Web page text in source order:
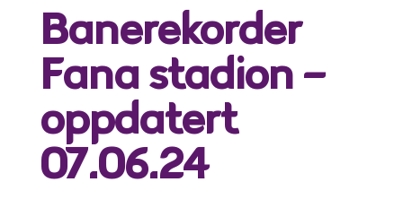
Banerekorder
Fana stadion –
oppdatert
07.06.24